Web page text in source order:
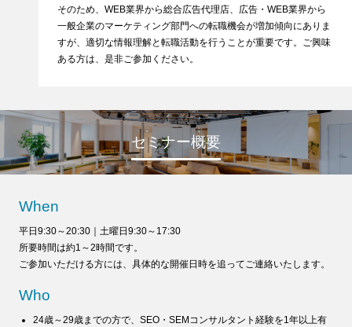
そのため、WEB業界から総合広告代理店、広告・WEB業界から
一般企業のマーケティング部門への転職機会が増加傾向にありま
すが、適切な情報理解と転職活動を行うことが重要です。ご興味
ある方は、是非ご参加ください。
セミナー概要
When
平日9:30～20:30｜土曜日9:30～17:30
所要時間は約1～2時間です。
ご参加いただける方には、具体的な開催日時を追ってご連絡いたします。
Who
24歳～29歳までの方で、SEO・SEMコンサルタント経験を1年以上有